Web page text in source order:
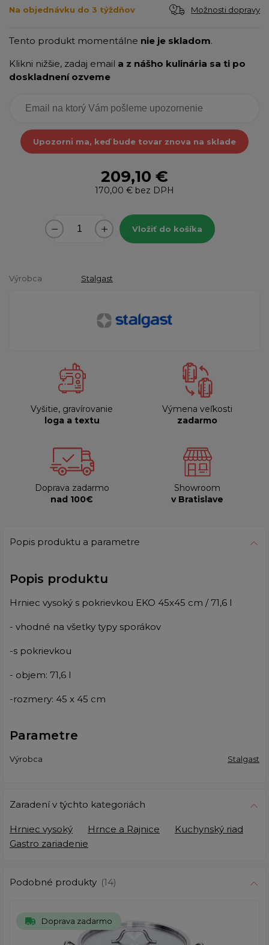
Na objednávku do 3 týždňov Možnosti dopravy
Tento produkt momentálne nie je skladom.
Klikni nižšie, zadaj email a z nášho kulinária sa ti po
doskladnení ozveme
Upozorni ma, keď bude tovar znova na sklade
209,10 €
170,00 € bez DPH
Vložiť do košíka
Výrobca Stalgast
Vyšitie, gravírovanie
loga a textu
Výmena veľkosti
zadarmo
Doprava zadarmo
nad 100€
Showroom
v Bratislave
Popis produktu a parametre
Popis produktu
Hrniec vysoký s pokrievkou EKO 45x45 cm / 71,6 l
- vhodné na všetky typy sporákov
-s pokrievkou
- objem: 71,6 l
-rozmery: 45 x 45 cm
Parametre
Výrobca Stalgast
Zaradení v týchto kategoriách
Hrniec vysoký Hrnce a Rajnice
Kuchynský riad
Gastro zariadenie
Podobné produkty (14)
Doprava zadarmo